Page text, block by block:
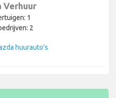
Verhuur
1
2
huurauto's